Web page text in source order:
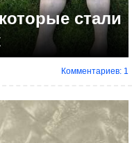
стали
Комментариев: 1